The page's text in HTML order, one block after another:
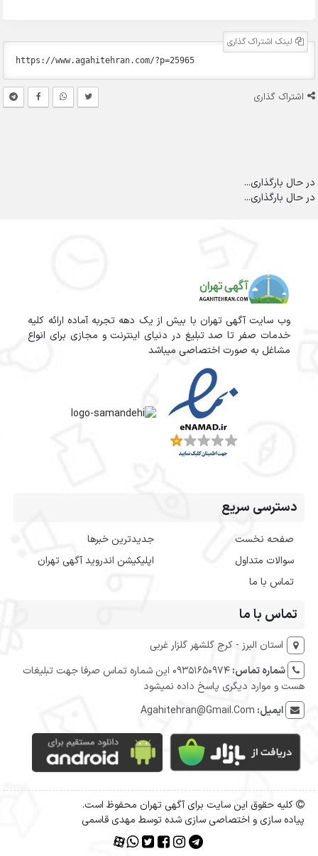
لینک اشتراک گذاری
اشتراک گذاری
در حال بارگذاری...
در حال بارگذاری...
وب سایت آگهی تهران با بیش از یک دهه تجربه آماده ارائه کلیه
خدمات صفر تا صد تبلیغ در دنیای اینترنت و مجازی برای انواع
مشاغل به صورت اختصاصی میباشد
دسترسی سریع
صفحه نخست
سوالات متداول
تماس با ما
جدیدترین خبرها
اپلیکیشن اندروید آگهی تهران
تماس با ما
استان البرز - کرج گلشهر گلزار غربی
شماره تماس:
09351650974 این شماره تماس صرفا جهت تبلیغات
هست و موارد دیگری پاسخ داده نمیشود
ایمیل: Agahitehran@Gmail.Com
کلیه حقوق این سایت برای آگهی تهران محفوظ است.
پیاده سازی و اختصاصی سازی شده توسط مهدی قاسمی